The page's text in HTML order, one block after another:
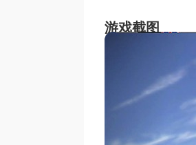
游戏截图